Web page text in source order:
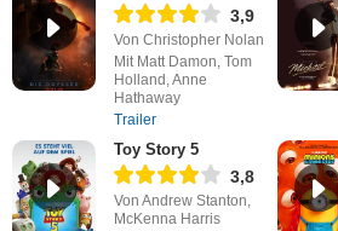
3,9
Von Christopher Nolan
Mit Matt Damon, Tom
Holland, Anne
Hathaway
Trailer
Toy Story 5
3,8
Von Andrew Stanton,
McKenna Harris